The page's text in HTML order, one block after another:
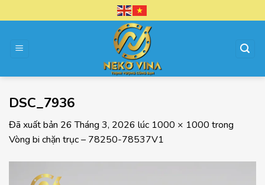
đến
dung
DSC_7936
Đã xuất bản 26 Tháng 3, 2026 lúc 1000 × 1000 trong
Vòng bi chặn trục – 78250-78537V1